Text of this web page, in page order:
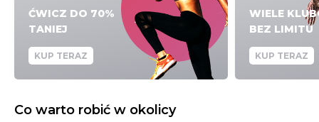
ĆWICZ DO 70%
TANIEJ
KUP TERAZ
WIELE
BEZ LIMITU
KUP TERAZ
Co warto robić w okolicy